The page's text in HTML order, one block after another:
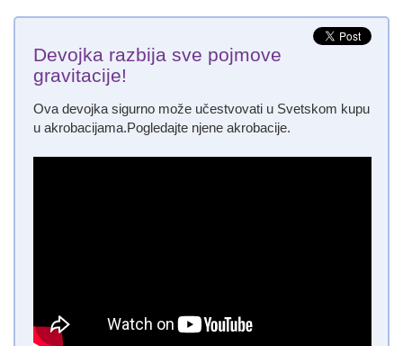
Devojka razbija sve pojmove
gravitacije!
Ova devojka sigurno može učestvovati u Svetskom kupu
u akrobacijama.Pogledajte njene akrobacije.